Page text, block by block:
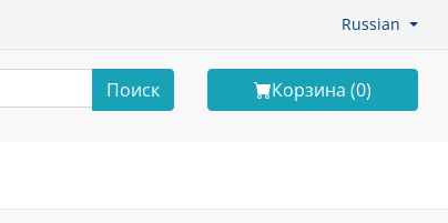
Russian
Поиск Корзина (0)